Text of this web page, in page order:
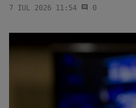
7 IUL 2026 11:54 0